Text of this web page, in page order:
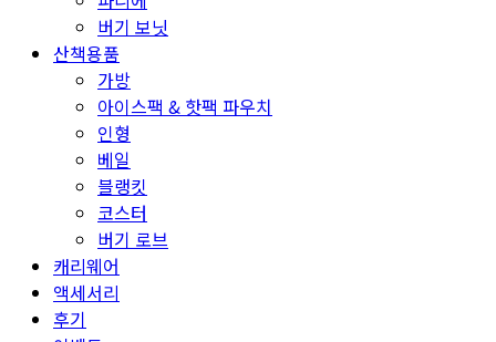
버기 보닛
산책용품
가방
아이스팩 & 핫팩 파우치
인형
베일
블랭킷
코스터
버기 로브
캐리웨어
액세서리
후기